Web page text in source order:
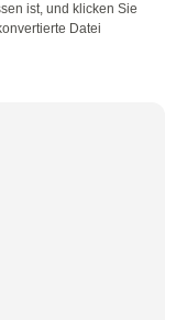
ist, und klicken Sie
Datei